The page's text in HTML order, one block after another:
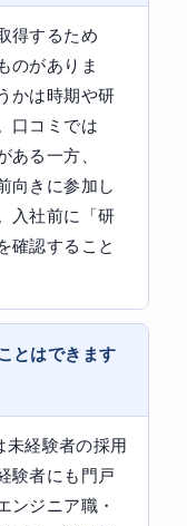
得するため
のがありま
かは時期や研
口コミでは
ある一方、
向きに参加し
入社前に「研
確認すること
とはできます
未経験者の採用
験者にも門戸
ンジニア職・